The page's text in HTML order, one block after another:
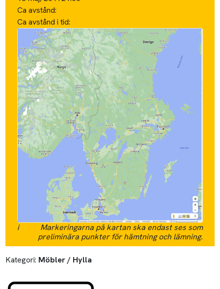
Ca avstånd:
Ca avstånd i tid:
i
Markeringarna på kartan ska endast ses som
preliminära punkter för hämtning och lämning.
Kategori: Möbler / Hylla